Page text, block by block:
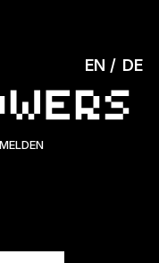
EN DE